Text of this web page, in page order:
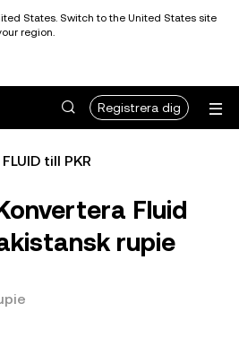
States. Switch to the United States site
region.
Registrera dig
FLUID till PKR
Fluid
rupie